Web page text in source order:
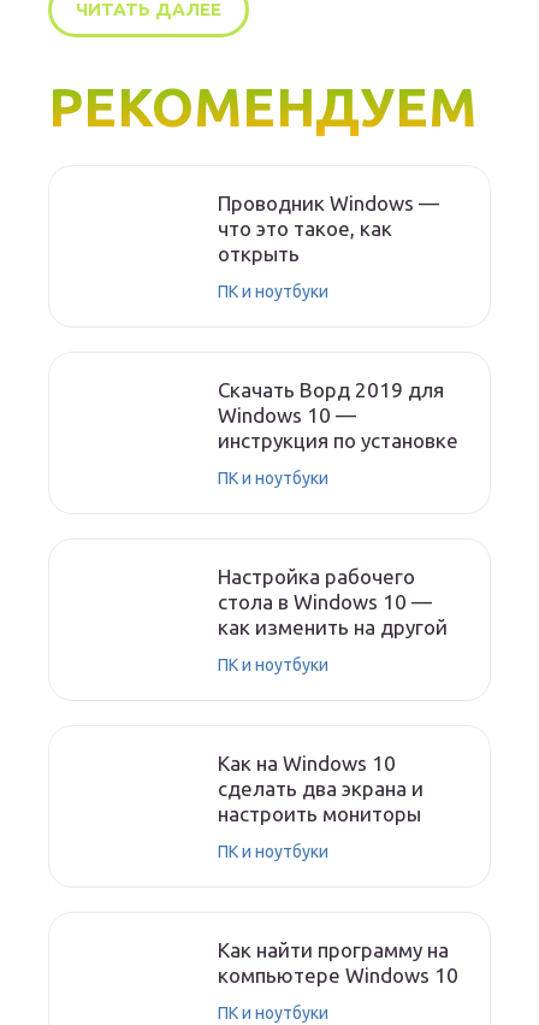
ЧИТАТЬ ДАЛЕЕ
РЕКОМЕНДУЕМ
Проводник Windows —
что это такое, как
открыть
ПК и ноутбуки
Скачать Ворд 2019 для
Windows 10 —
инструкция по установке
ПК и ноутбуки
Настройка рабочего
стола в Windows 10 —
как изменить на другой
ПК и ноутбуки
Как на Windows 10
сделать два экрана и
настроить мониторы
ПК и ноутбуки
Как найти программу на
компьютере Windows 10
ПК и ноутбуки